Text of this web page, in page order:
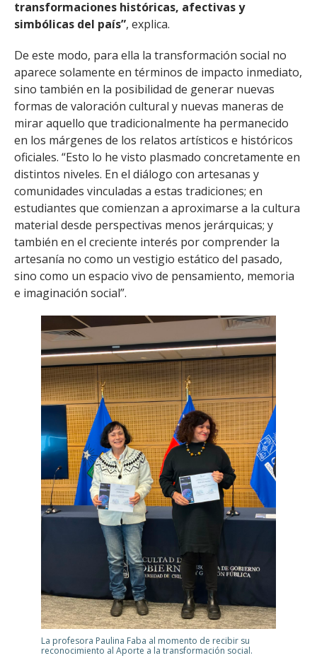
transformaciones históricas, afectivas y
simbólicas del país”, explica.
De este modo, para ella la transformación social no
aparece solamente en términos de impacto inmediato,
sino también en la posibilidad de generar nuevas
formas de valoración cultural y nuevas maneras de
mirar aquello que tradicionalmente ha permanecido
en los márgenes de los relatos artísticos e históricos
oficiales. “Esto lo he visto plasmado concretamente en
distintos niveles. En el diálogo con artesanas y
comunidades vinculadas a estas tradiciones; en
estudiantes que comienzan a aproximarse a la cultura
material desde perspectivas menos jerárquicas; y
también en el creciente interés por comprender la
artesanía no como un vestigio estático del pasado,
sino como un espacio vivo de pensamiento, memoria
e imaginación social”.
La profesora Paulina Faba al momento de recibir su
reconocimiento al Aporte a la transformación social.